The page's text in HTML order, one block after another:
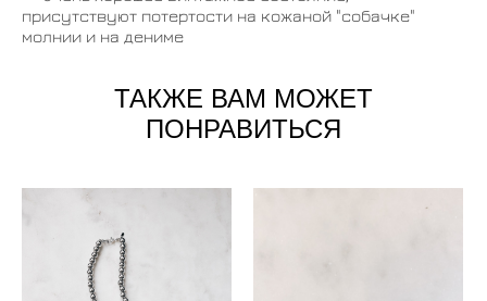
присутствуют потертости на кожаной "собачке"
молнии и на дениме
ТАКЖЕ ВАМ МОЖЕТ
ПОНРАВИТЬСЯ